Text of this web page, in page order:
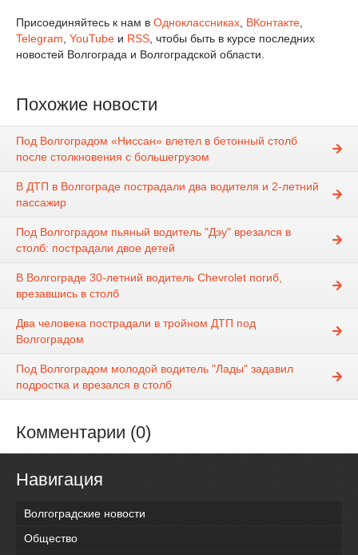
Присоединяйтесь к нам в Одноклассниках ВКонтакте
Telegram YouTube и RSS , чтобы быть в курсе последних
новостей Волгограда и Волгоградской области.
Похожие новости
Под Волгоградом «Ниссан» влетел в бетонный столб
после столкновения с большегрузом
В ДТП в Волгограде пострадали два водителя и 2-летний
пассажир
Под Волгоградом пьяный водитель "Дэу" врезался в
столб: пострадали двое детей
В Волгограде 30-летний водитель Chevrolet погиб,
врезавшись в столб
Два человека пострадали в тройном ДТП под
Волгоградом
Под Волгоградом молодой водитель "Лады" задавил
подростка и врезался в столб
Комментарии (0)
Навигация
Волгоградские новости
Общество